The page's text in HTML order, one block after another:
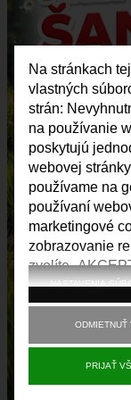
Na stránkach
vlastných
strán:
na používanie
poskytujú
webovej
používame na
používaní
marketingové
zobrazovanie
zvolíte
používaním
súborov cookie
súhlas do
„Nastavenia“.
NASTAVENIA
ODMIETNUŤ
PRIJAŤ